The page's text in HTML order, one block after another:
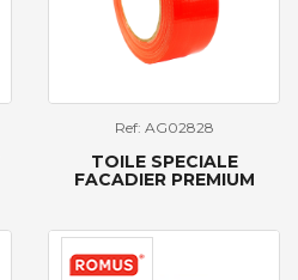
Ref: AG02828
TOILE SPECIALE
FACADIER PREMIUM